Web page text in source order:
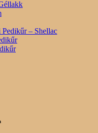
Pedikűr – Shellac